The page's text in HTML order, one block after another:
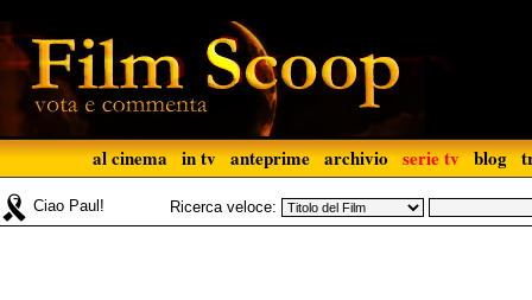
al cinema in tv anteprime archivio serie tv blog
Ciao Paul! Ricerca veloce: